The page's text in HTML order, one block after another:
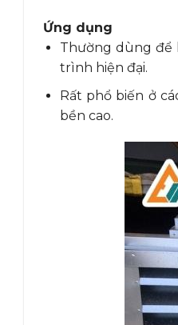
Ứng dụng
Thường dùng để
trình hiện đại.
Rất phổ biến ở
bền cao.